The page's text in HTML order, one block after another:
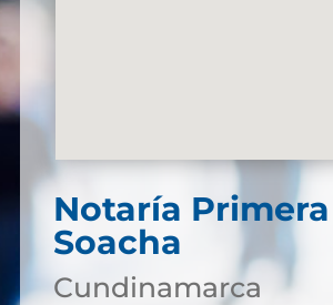
Notaría
Soacha
Cundinamarca